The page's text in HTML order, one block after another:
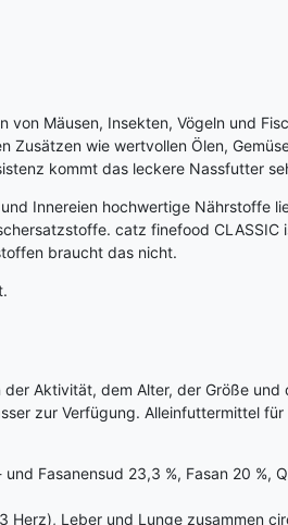
Mäusen, Insekten, Vögeln und
wie wertvollen Ölen,
kommt das leckere Nassfutter
Innereien hochwertige Nährstoffe
catz finefood
braucht das nicht.
Aktivität, dem Alter, der Größe und
zur Verfügung. Alleinfuttermittel für
Fasanensud 23,3 %, Fasan 20 %,
Leber und Lunge zusammen